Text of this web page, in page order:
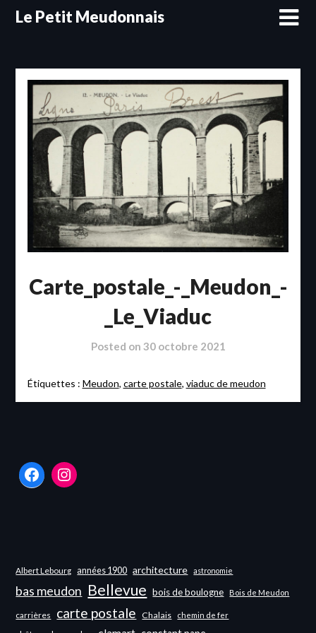
SkipLe Petit Meudonnais
Carte_postale_-_Meudon_-
_Le_Viaduc
Posted on 30 octobre 2021
Étiquettes : Meudon, carte postale, viaduc de meudon
FacebookInstagram
Albert Lebourg années 1900 architecture astronomie
bas meudon Bellevue bois de boulogne Bois de Meudon
carrières carte postale Chalais chemin de fer